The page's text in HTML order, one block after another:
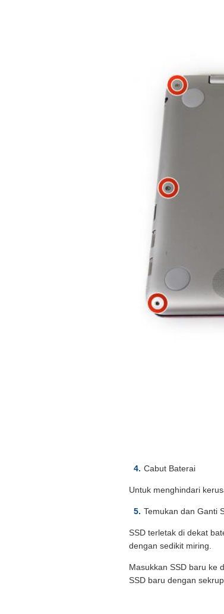
Cabut Baterai
Untuk menghindari
Temukan dan Ganti
SSD terletak di dekat
dengan sedikit miring.
Masukkan SSD baru ke
SSD baru dengan sekrup